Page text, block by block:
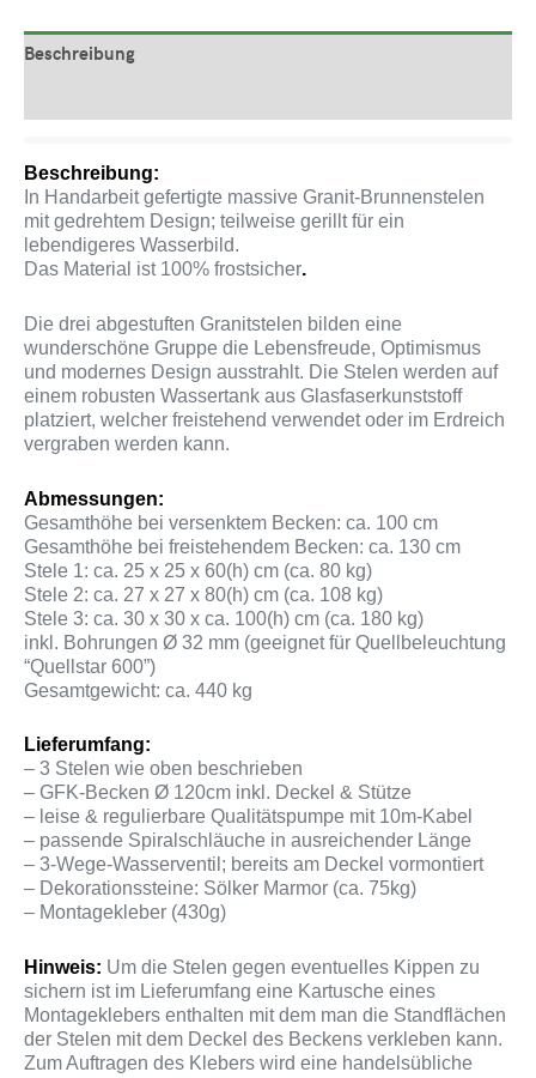
Beschreibung
Beschreibung:
In Handarbeit gefertigte massive Granit-Brunnenstelen
mit gedrehtem Design; teilweise gerillt für ein
lebendigeres Wasserbild.
Das Material ist 100% frostsicher.
Die drei abgestuften Granitstelen bilden eine
wunderschöne Gruppe die Lebensfreude, Optimismus
und modernes Design ausstrahlt. Die Stelen werden auf
einem robusten Wassertank aus Glasfaserkunststoff
platziert, welcher freistehend verwendet oder im Erdreich
vergraben werden kann.
Abmessungen:
Gesamthöhe bei versenktem Becken: ca. 100 cm
Gesamthöhe bei freistehendem Becken: ca. 130 cm
Stele 1: ca. 25 x 25 x 60(h) cm (ca. 80 kg)
Stele 2: ca. 27 x 27 x 80(h) cm (ca. 108 kg)
Stele 3: ca. 30 x 30 x ca. 100(h) cm (ca. 180 kg)
inkl. Bohrungen Ø 32 mm (geeignet für Quellbeleuchtung
“Quellstar 600”)
Gesamtgewicht: ca. 440 kg
Lieferumfang:
– 3 Stelen wie oben beschrieben
– GFK-Becken Ø 120cm inkl. Deckel & Stütze
– leise & regulierbare Qualitätspumpe mit 10m-Kabel
– passende Spiralschläuche in ausreichender Länge
– 3-Wege-Wasserventil; bereits am Deckel vormontiert
– Dekorationssteine: Sölker Marmor (ca. 75kg)
– Montagekleber (430g)
Hinweis: Um die Stelen gegen eventuelles Kippen zu
sichern ist im Lieferumfang eine Kartusche eines
Montageklebers enthalten mit dem man die Standflächen
der Stelen mit dem Deckel des Beckens verkleben kann.
Zum Auftragen des Klebers wird eine handelsübliche